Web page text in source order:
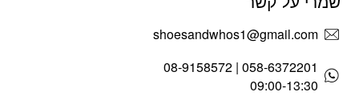
shoesandwhos1@gmail.com
058-6372201 | 08-9158572
09:00-13:30